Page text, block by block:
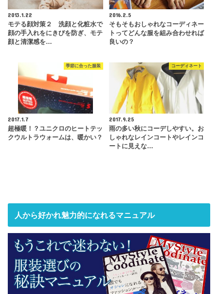
2013.1.22
モテる顔対策２ 洗顔と化粧水で
顔の手入れをにきびを防ぎ、モテ
顔と清潔感を…
2016.2.5
そもそもおしゃれなコーディネー
トってどんな服を組み合わせれば
良いの？
季節に合った服装
2017.1.7
超極暖！？ユニクロのヒートテッ
クウルトラウォームは、暖かい？
コーディネート
2017.9.25
雨の多い秋にコーデしやすい。お
しゃれなレインコートやレインコ
ートに見えな…
人から好かれ魅力的になれるマニュアル